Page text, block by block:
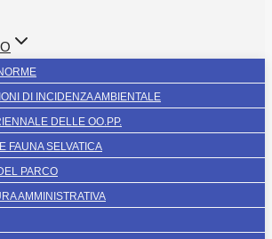
DI INCIDENZA AMBIENTALE
DELLE OO.PP.
FAUNA SELVATICA
PARCO
AMMINISTRATIVA